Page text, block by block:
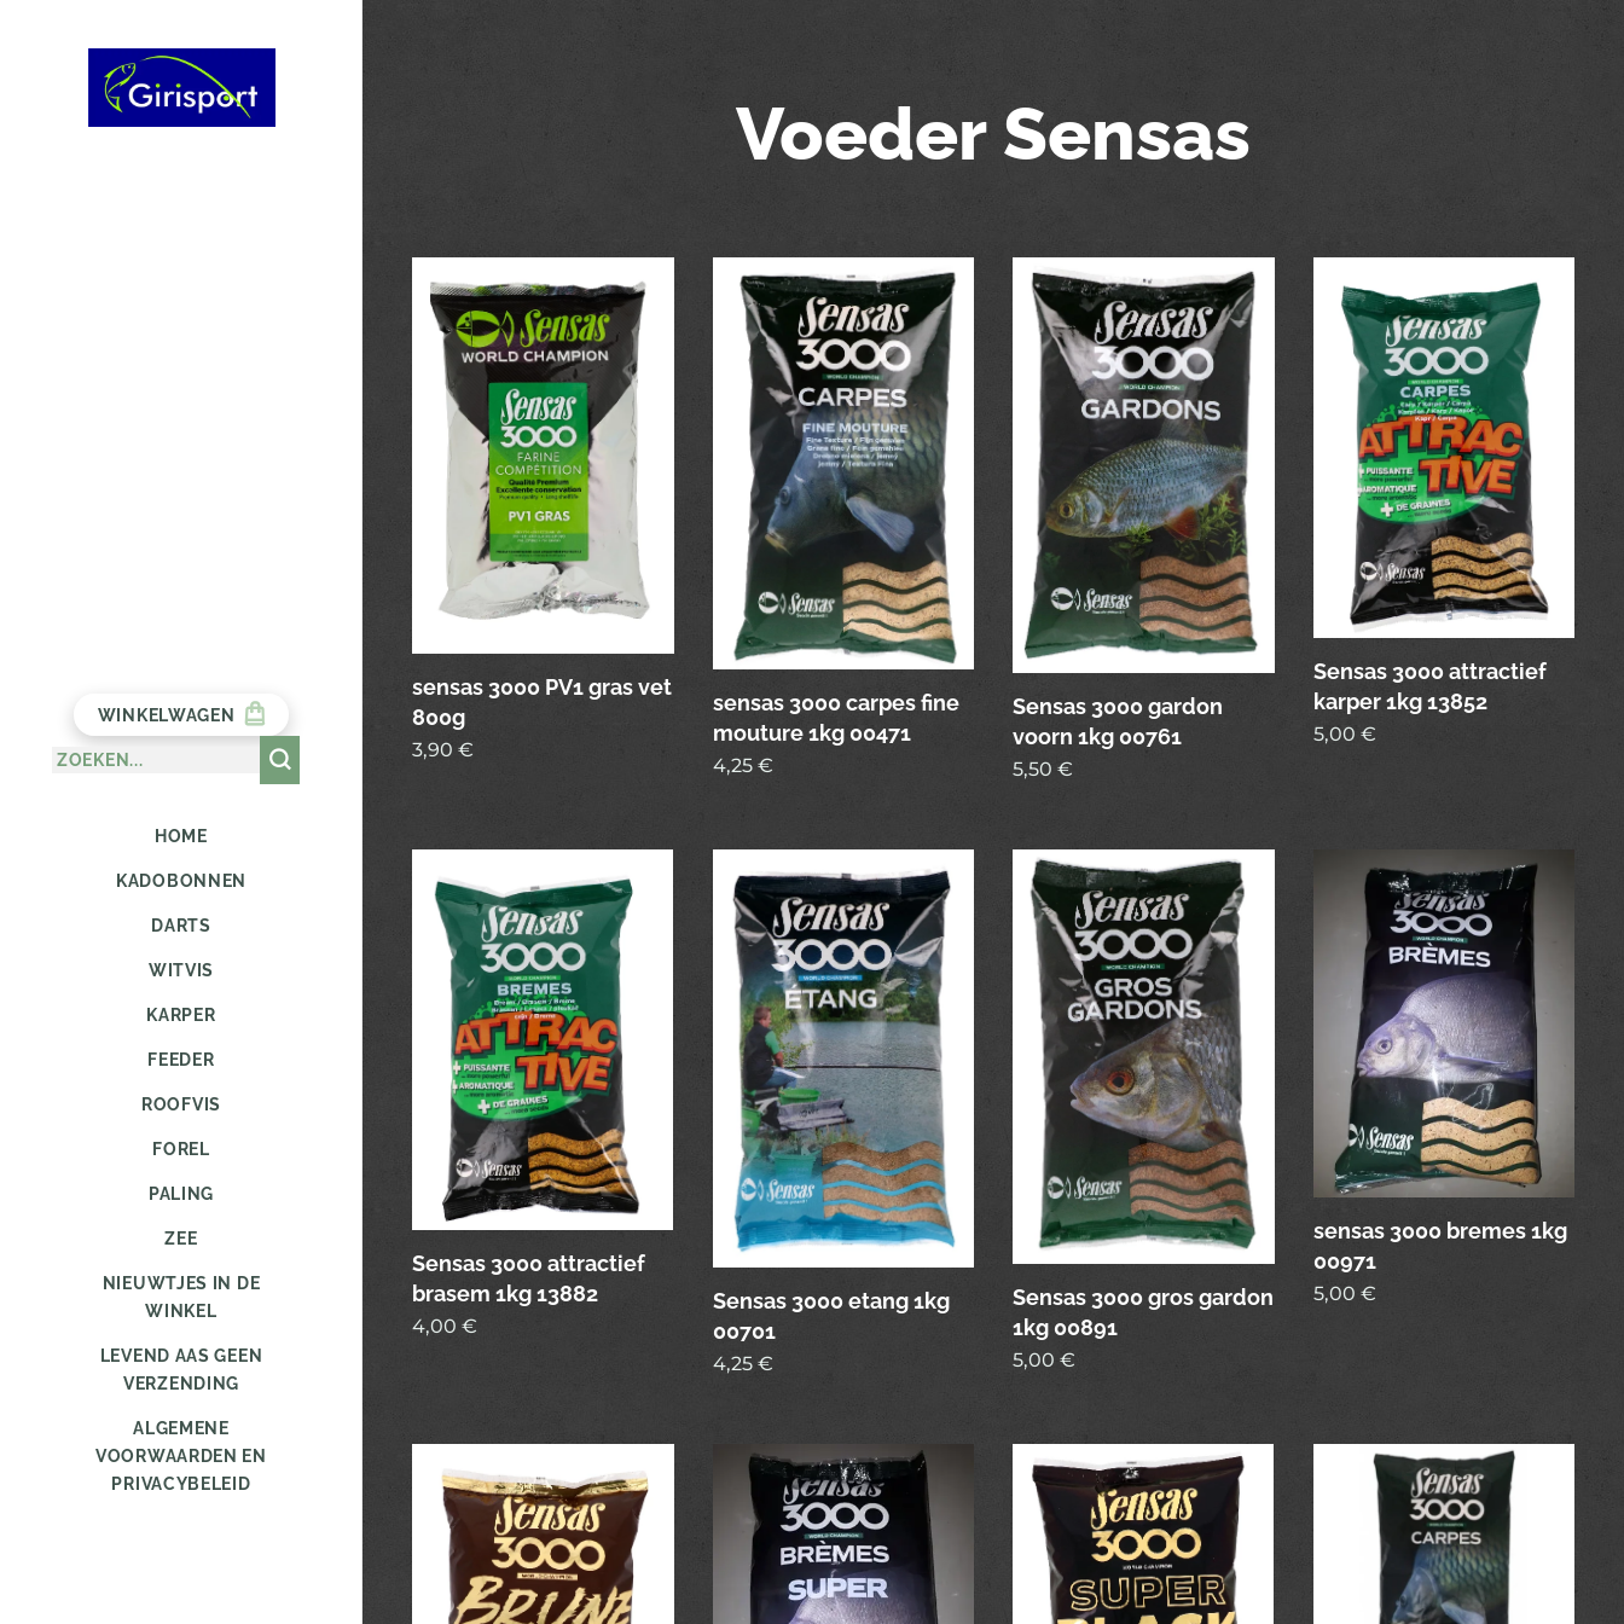
WINKELWAGEN
HOME
KADOBONNEN
DARTS
WITVIS
KARPER
FEEDER
ROOFVIS
FOREL
PALING
ZEE
NIEUWTJES IN DE
WINKEL
LEVEND AAS GEEN
VERZENDING
ALGEMENE
VOORWAARDEN EN
PRIVACYBELEID
Voeder Sensas
sensas 3000 PV1 gras vet
800g
3,90 €
sensas 3000 carpes fine
mouture 1kg 00471
4,25€
Sensas 3000 gardon
voorn 1kg 00761
5,50 €
Sensas 3000 attractief
karper 1kg 13852
5,00 €
Sensas 3000 attractief
brasem 1kg 13882
4,00 €
Sensas 3000 etang 1kg
00701
4,25€
Sensas 3000 gros gardon
1kg 00891
5,00 €
sensas 3000 bremes 1kg
00971
5,00 €